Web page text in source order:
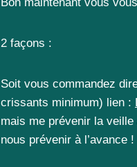
2 façons :
Soit vous commandez
crissants minimum) lien :
mais me prévenir la
nous prévenir à l’avance !